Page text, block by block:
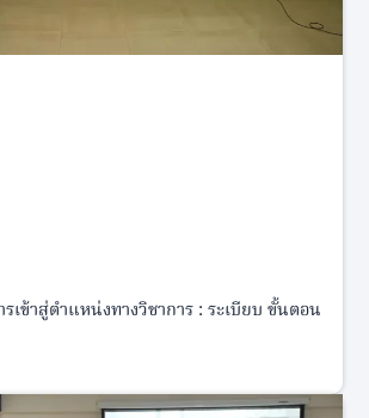
รเข้าสู่ตำแหน่งทางวิชาการ : ระเบียบ ขั้นตอน